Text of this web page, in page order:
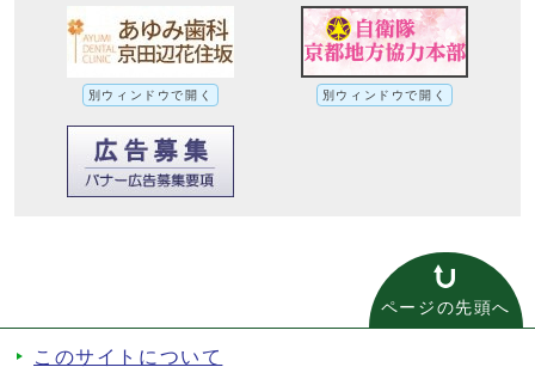
別ウィンドウで開く 別ウィンドウで開く
ページの先頭へ
このサイトについて